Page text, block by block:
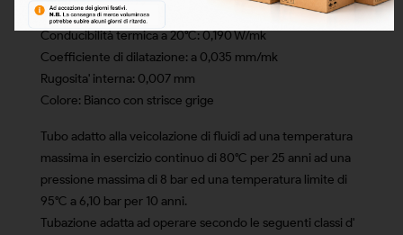
Conducibilità termica a 20°C: 0,190 W/mk
Coefficiente di dilatazione: a 0,035 mm/mk
Rugosita' interna: 0,007 mm
Colore: Bianco con strisce grige
Tubo adatto alla veicolazione di fluidi ad una temperatura
massima in esercizio continuo di 80°C per 25 anni ad una
pressione massima di 8 bar ed una temperatura limite di
95°C a 6,10 bar per 10 anni.
Tubazione adatta ad operare secondo le seguenti classi d'